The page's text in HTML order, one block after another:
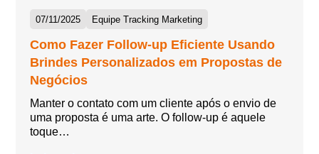
07/11/2025 Equipe Tracking Marketing
Como Fazer Follow-up Eficiente Usando
Brindes Personalizados em Propostas de
Negócios
Manter o contato com um cliente após o envio de
uma proposta é uma arte. O follow-up é aquele
toque…